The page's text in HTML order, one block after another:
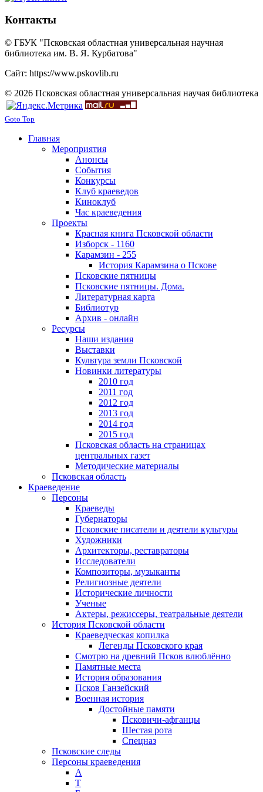
Контакты
© ГБУК "Псковская областная универсальная научная
библиотека им. В. Я. Курбатова"
Сайт: https://www.pskovlib.ru
© 2026 Псковская областная универсальная научая библиотека
Goto Top
Главная
Мероприятия
Анонсы
События
Конкурсы
Клуб краеведов
Киноклуб
Час краеведения
Проекты
Красная книга Псковской области
Изборск - 1160
Карамзин - 255
История Карамзина о Пскове
Псковские пятницы
Псковские пятницы. Дома.
Литературная карта
Библиотур
Архив - онлайн
Ресурсы
Наши издания
Выставки
Культура земли Псковской
Новинки литературы
2010 год
2011 год
2012 год
2013 год
2014 год
2015 год
Псковская область на страницах
центральных газет
Методические материалы
Псковская область
Краеведение
Персоны
Краеведы
Губернаторы
Псковские писатели и деятели культуры
Художники
Архитекторы, реставраторы
Исследователи
Композиторы, музыканты
Религиозные деятели
Исторические личности
Ученые
Актеры, режиссеры, театральные деятели
История Псковской области
Краеведческая копилка
Легенды Псковского края
Смотрю на древний Псков влюблённо
Памятные места
История образования
Псков Ганзейский
Военная история
Достойные памяти
Псковичи-афганцы
Шестая рота
Спецназ
Псковские следы
Персоны краеведения
А
T